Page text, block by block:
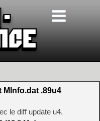
MInfo.dat .89u4
le diff update u4.